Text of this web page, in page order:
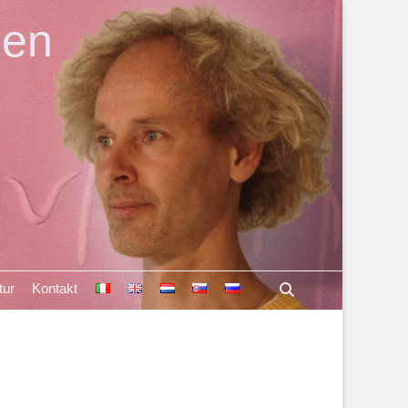
Kontakt